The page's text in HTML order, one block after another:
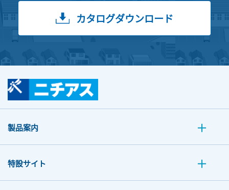
カタログダウンロード
製品案内
特設サイト